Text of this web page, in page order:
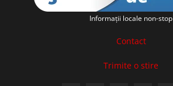
Informaţii locale non-stop
Contact
Trimite o stire